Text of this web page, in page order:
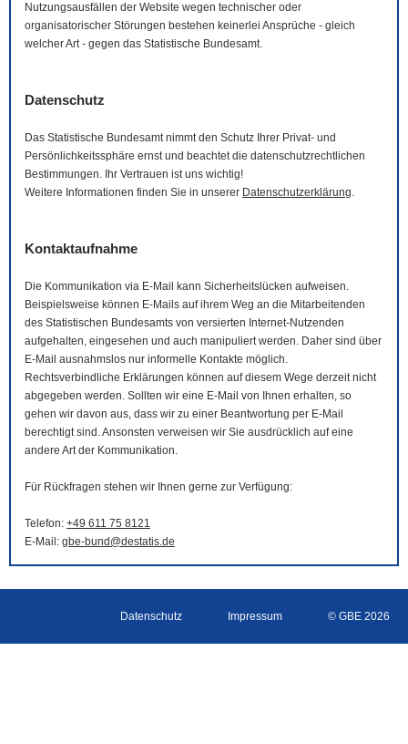
Nutzungsausfällen der Website wegen technischer oder
organisatorischer Störungen bestehen keinerlei Ansprüche - gleich
welcher Art - gegen das Statistische Bundesamt.
Datenschutz
Das Statistische Bundesamt nimmt den Schutz Ihrer Privat- und
Persönlichkeitssphäre ernst und beachtet die datenschutzrechtlichen
Bestimmungen. Ihr Vertrauen ist uns wichtig!
Weitere Informationen finden Sie in unserer Datenschutzerklärung.
Kontaktaufnahme
Die Kommunikation via E-Mail
kann Sicherheitslücken aufweisen.
Beispielsweise können E-Mails auf ihrem Weg an die Mitarbeitenden
des Statistischen Bundesamts von versierten Internet-Nutzenden
aufgehalten, eingesehen und auch manipuliert werden. Daher sind über
E-Mail ausnahmslos nur informelle Kontakte möglich.
Rechtsverbindliche Erklärungen können auf diesem Wege derzeit nicht
abgegeben werden. Sollten wir eine E-Mail von Ihnen erhalten, so
gehen wir davon aus, dass wir zu einer Beantwortung per E-Mail
berechtigt sind. Ansonsten verweisen wir Sie ausdrücklich auf eine
andere Art der Kommunikation.
Für Rückfragen stehen wir Ihnen gerne zur Verfügung:
Telefon: +49 611 75 8121
E-Mail : gbe-bund@destatis.de
Datenschutz Impressum © GBE 2026